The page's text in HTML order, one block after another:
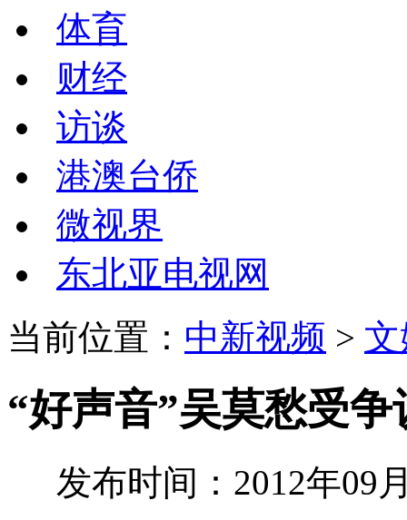
体育
财经
访谈
港澳台侨
微视界
东北亚电视网
当前位置： 中新视频 >
“好声音”吴莫愁受
发布时间：2012年09